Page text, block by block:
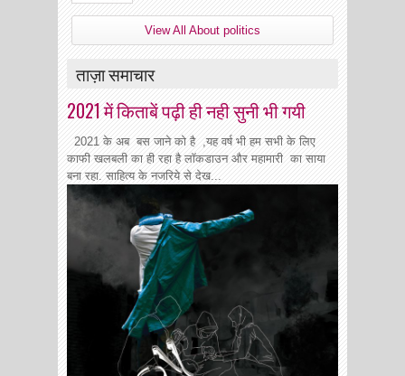
View All About politics
ताज़ा समाचार
2021 में किताबें पढ़ी ही नही सुनी भी गयी
2021 के अब बस जाने को है ,यह वर्ष भी हम सभी के लिए
काफी खलबली का ही रहा है लॉकडाउन और महामारी का साया
बना रहा. साहित्य के नजरिये से देख...